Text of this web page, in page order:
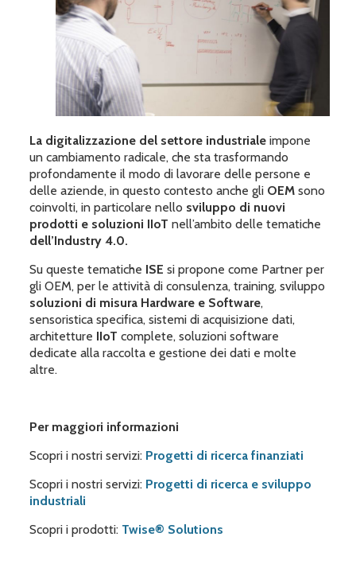
La digitalizzazione del settore industrialeimpone
un cambiamento radicale, che sta trasformando
profondamente il modo di lavorare delle persone e
delle aziende, in questo contesto anche gli OEMsono
coinvolti, in particolare nello sviluppo di nuovi
prodotti e soluzioni IIoT nell’ambito delle tematiche
dell’Industry 4.0.
Su queste tematiche ISE si propone come Partner per
gli OEM, per le attività di consulenza, training, sviluppo
soluzioni di misura Hardware e Software,
sensoristica specifica, sistemi di acquisizione dati,
architetture IIoT complete, soluzioni software
dedicate alla raccolta e gestione dei dati e molte
altre.
Per maggiori informazioni
Scopri i nostri servizi: Progetti di ricerca finanziati
Scopri i nostri servizi: Progetti di ricerca e sviluppo
industriali
Scopri i prodotti: Twise® Solutions